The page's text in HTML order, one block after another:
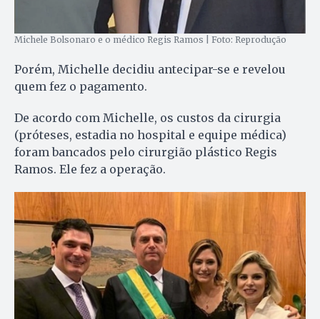
Michele Bolsonaro e o médico Regis Ramos | Foto: Reprodução
Porém, Michelle decidiu antecipar-se e revelou
quem fez o pagamento.
De acordo com Michelle, os custos da cirurgia
(próteses, estadia no hospital e equipe médica)
foram bancados pelo cirurgião plástico Regis
Ramos. Ele fez a operação.